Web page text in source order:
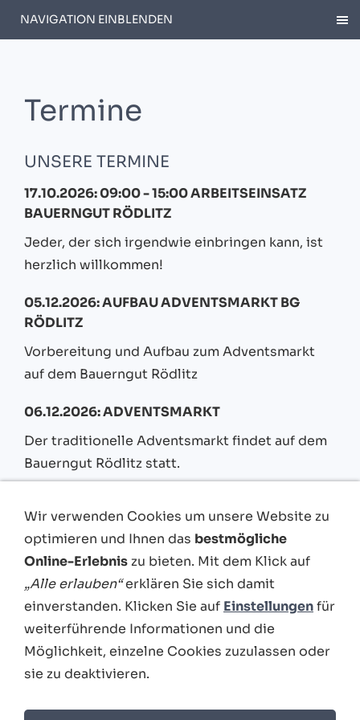
NAVIGATION EINBLENDEN
Termine
UNSERE TERMINE
17.10.2026: 09:00 - 15:00 ARBEITSEINSATZ
BAUERNGUT RÖDLITZ
Jeder, der sich irgendwie einbringen kann, ist
herzlich willkommen!
05.12.2026: AUFBAU ADVENTSMARKT BG
RÖDLITZ
Vorbereitung und Aufbau zum Adventsmarkt
auf dem Bauerngut Rödlitz
06.12.2026: ADVENTSMARKT
Der traditionelle Adventsmarkt findet auf dem
Bauerngut Rödlitz statt.
BEGEGNUNGSZENTRUM BAUERNGUT
RÖDLITZ
19.06.2027: 20 JAHRE JUGEND- UND
BEGEGNUNGSZENTRUM BAUERNGUT
20.06.2027: 20 JAHRE JUGEND- UND
BEGEGNUNGSZENTRUM BAUERNGUT
Wir verwenden Cookies um unsere Website zu
optimieren und Ihnen das bestmögliche
Online-Erlebnis zu bieten. Mit dem Klick auf
„Alle erlauben“erklären Sie sich damit
einverstanden. Klicken Sie auf Einstellungenfür
weiterführende Informationen und die
Möglichkeit, einzelne Cookies zuzulassen oder
sie zu deaktivieren.